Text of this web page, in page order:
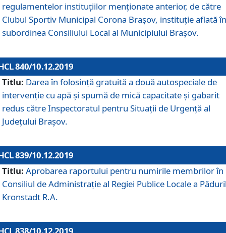
regulamentelor instituțiilor menționate anterior, de către
Clubul Sportiv Municipal Corona Braşov, instituție aflată în
subordinea Consiliului Local al Municipiului Brașov.
840/10.12.2019
Titlu: Darea în folosință gratuită a două autospeciale de
intervenție cu apă și spumă de mică capacitate și gabarit
redus către Inspectoratul pentru Situaţii de Urgenţă al
Judeţului Brașov.
839/10.12.2019
Titlu: Aprobarea raportului pentru numirile membrilor în
Consiliul de Administraţie al Regiei Publice Locale a
Kronstadt R.A.